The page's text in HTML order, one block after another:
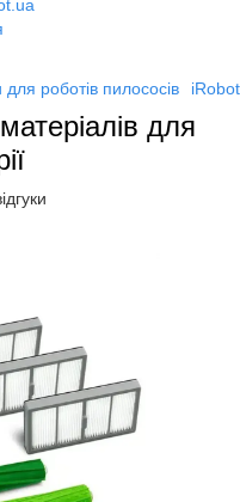
роботів пилососів iRobot
для